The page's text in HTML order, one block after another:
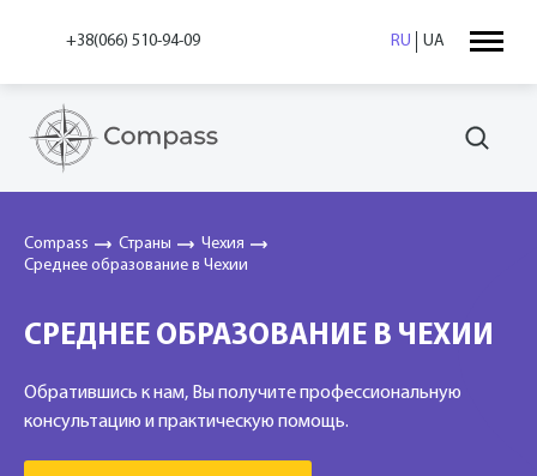
+38(066) 510-94-09 RU UA
Compass Страны
Чехия
Среднее образование в Чехии
СРЕДНЕЕ ОБРАЗОВАНИЕ В ЧЕХИИ
Обратившись к нам, Вы получите профессиональную
консультацию и практическую помощь.